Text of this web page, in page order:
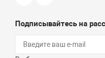
Подписывайтесь на